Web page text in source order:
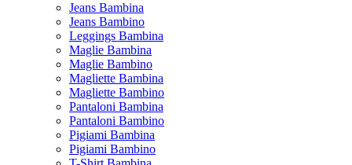
Jeans Bambina
Jeans Bambino
Leggings Bambina
Maglie Bambina
Maglie Bambino
Magliette Bambina
Magliette Bambino
Pantaloni Bambina
Pantaloni Bambino
Pigiami Bambina
Pigiami Bambino